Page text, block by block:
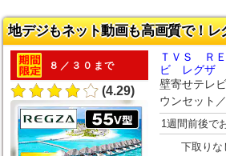
地デジもネット動画も高画質で！レ
８／３０まで
(4.29)
ＴＶＳ Ｒ
ビ レグザ
壁寄せテレ
ウンセット／
1週間前後で
下取りな